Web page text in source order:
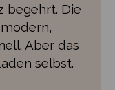
kompetente
ohne
Chef UND